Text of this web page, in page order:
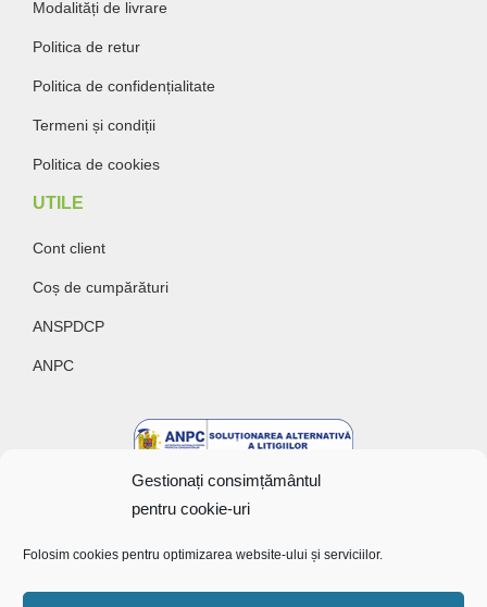
Gestionați consimțământul
pentru cookie-uri
Folosim cookies pentru optimizarea website-ului și serviciilor.
Modalități de livrare
Politica de retur
Politica de confidențialitate
Termeni și condiții
Politica de cookies
UTILE
Cont client
Coș de cumpărături
ANSPDCP
ANPC